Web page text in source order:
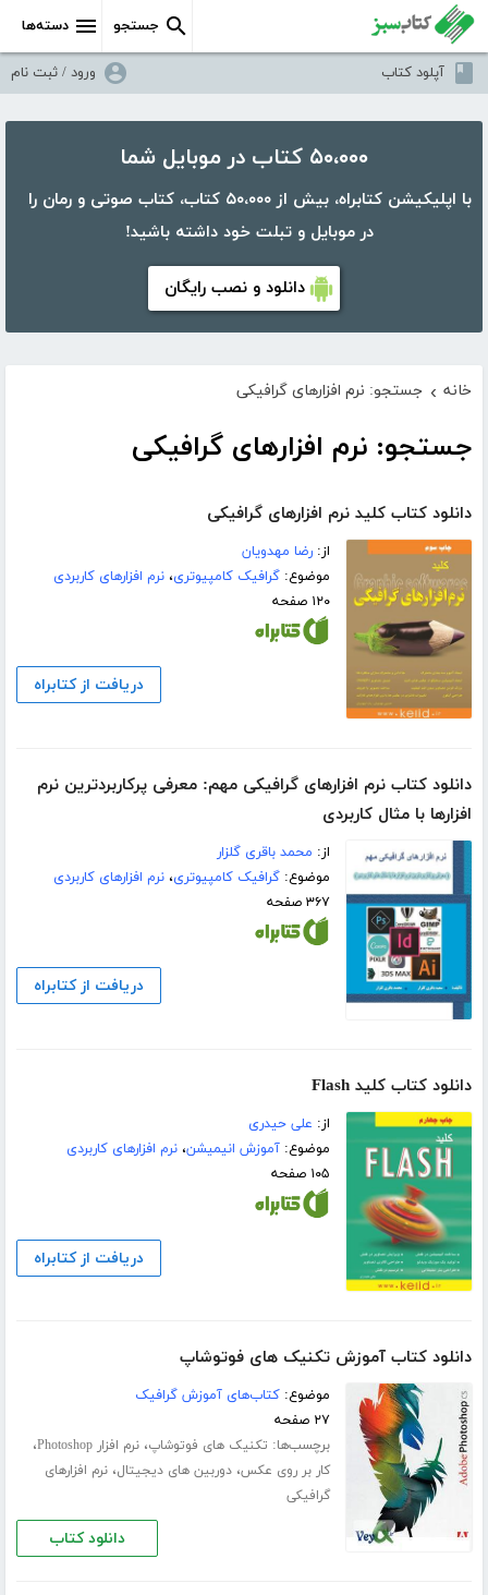
دسته‌ها جستجو
آپلود کتاب ورود / ثبت نام
۵۰،۰۰۰ کتاب در موبایل شما
با اپلیکیشن کتابراه، بیش از ۵۰،۰۰۰ کتاب، کتاب صوتی و رمان را
در موبایل و تبلت خود داشته باشید!
دانلود و نصب رایگان
خانه › جستجو: نرم افزارهای گرافیکی
جستجو: نرم افزارهای گرافیکی
دانلود کتاب کلید نرم افزارهای گرافیکی
از:رضا مهدویان
موضوع:گرافیک کامپیوتری،نرم افزارهای کاربردی
۱۲۰ صفحه
دریافت از کتابراه
دانلود کتاب نرم افزارهای گرافیکی مهم: معرفی پرکاربردترین نرم
افزارها با مثال کاربردی
از: محمد باقری گلزار
موضوع:گرافیک کامپیوتری،نرم افزارهای کاربردی
۳۶۷ صفحه
دریافت از کتابراه
دانلود کتاب کلید Flash
از: علی حیدری
موضوع:آموزش انیمیشن،نرم افزارهای کاربردی
۱۰۵ صفحه
دریافت از کتابراه
دانلود کتاب آموزش تکنیک های فوتوشاپ
موضوع:کتاب‌های آموزش گرافیک
۲۷ صفحه
برچسب‌ها: تکنیک های فوتوشاپ،نرم افزار Photoshop ،
کار بر روی عکس،دوربین های دیجیتال،نرم افزارهای
گرافیکی
دانلود کتاب